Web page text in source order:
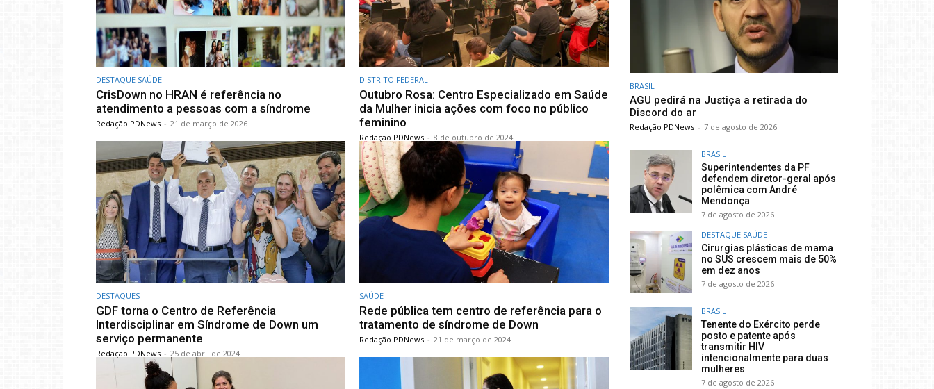
DESTAQUE SAÚDE
CrisDown no HRAN é referência no
atendimento a pessoas com a síndrome
Redação PDNews - 21 de março de 2026
DISTRITO FEDERAL
Outubro Rosa: Centro Especializado em Saúde
da Mulher inicia ações com foco no público
feminino
Redação PDNews - 8 de outubro de 2024
DESTAQUES
GDF torna o Centro de Referência
Interdisciplinar em Síndrome de Down um
serviço permanente
Redação PDNews - 25 de abril de 2024
SAÚDE
Rede pública tem centro de referência para o
tratamento de síndrome de Down
Redação PDNews - 21 de março de 2024
BRASIL
AGU pedirá na Justiça a retirada do
Discord do ar
Redação PDNews - 7 de agosto de 2026
BRASIL
Superintendentes da PF
defendem diretor-geral após
polêmica com André
Mendonça
7 de agosto de 2026
DESTAQUE SAÚDE
Cirurgias plásticas de mama
no SUS crescem mais de 50%
em dez anos
7 de agosto de 2026
BRASIL
Tenente do Exército perde
posto e patente após
transmitir HIV
intencionalmente para duas
mulheres
7 de agosto de 2026